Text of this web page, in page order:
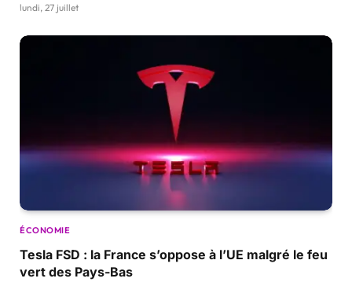
lundi, 27 juillet
ÉCONOMIE
Tesla FSD : la France s’oppose à l’UE malgré le feu
vert des Pays-Bas